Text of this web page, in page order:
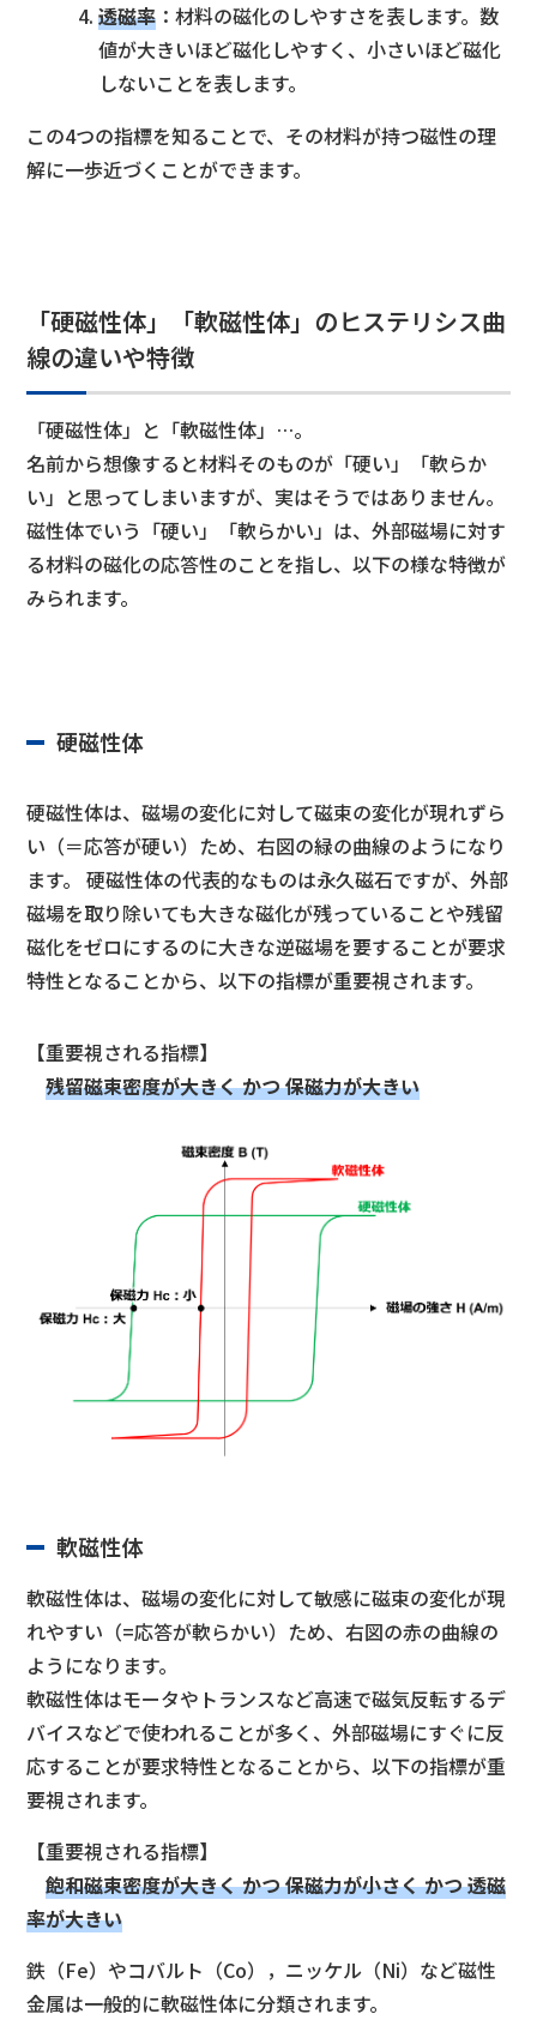
透磁率 ：材料の磁化のしやすさを表します。数
値が大きいほど磁化しやすく、小さいほど磁化
しないことを表します。
この4つの指標を知ることで、その材料が持つ磁性の理
解に一歩近づくことができます。
「硬磁性体」「軟磁性体」のヒステリシス曲
線の違いや特徴
「硬磁性体」と「軟磁性体」…。
名前から想像すると材料そのものが「硬い」「軟らか
い」と思ってしまいますが、実はそうではありません。
磁性体でいう「硬い」「軟らかい」は、外部磁場に対す
る材料の磁化の応答性のことを指し、以下の様な特徴が
みられます。
硬磁性体
硬磁性体は、磁場の変化に対して磁束の変化が現れずら
い（＝応答が硬い）ため、右図の緑の曲線のようになり
ます。 硬磁性体の代表的なものは永久磁石ですが、外部
磁場を取り除いても大きな磁化が残っていることや残留
磁化をゼロにするのに大きな逆磁場を要することが要求
特性となることから、以下の指標が重要視されます。
【重要視される指標】
残留磁束密度が大きく かつ 保磁力が大きい
軟磁性体
軟磁性体は、磁場の変化に対して敏感に磁束の変化が現
れやすい（=応答が軟らかい）ため、右図の赤の曲線の
ようになります。
軟磁性体はモータやトランスなど高速で磁気反転するデ
バイスなどで使われることが多く、外部磁場にすぐに反
応することが要求特性となることから、以下の指標が重
要視されます。
【重要視される指標】
飽和磁束密度が大きく かつ 保磁力が小さく かつ 透磁
率が大きい
鉄（Fe）やコバルト（Co），ニッケル（Ni）など磁性
金属は一般的に軟磁性体に分類されます。